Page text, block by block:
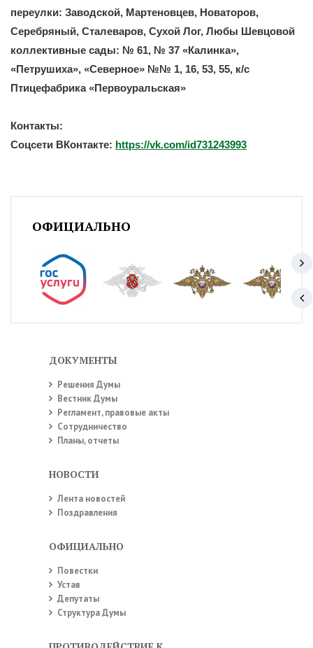
переулки: Заводской, Мартеновцев, Новаторов,
Серебряный, Сталеваров, Сухой Лог, Любы Шевцовой
коллективные сады: № 61, № 37 «Калинка»,
«Петрушиха», «Северное» №№ 1, 16, 53, 55, к/с
Птицефабрика «Первоуральская»
Контакты:
Соцсети ВКонтакте: https://vk.com/id731243993
ОФИЦИАЛЬНО
ДОКУМЕНТЫ
Решения Думы
Вестник Думы
Регламент, правовые акты
Сотрудничество
Планы, отчеты
НОВОСТИ
Лента новостей
Поздравления
ОФИЦИАЛЬНО
Повестки
Устав
Депутаты
Структура Думы